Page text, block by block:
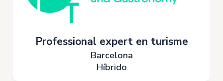
Professional expert en turisme
Barcelona
Híbrido